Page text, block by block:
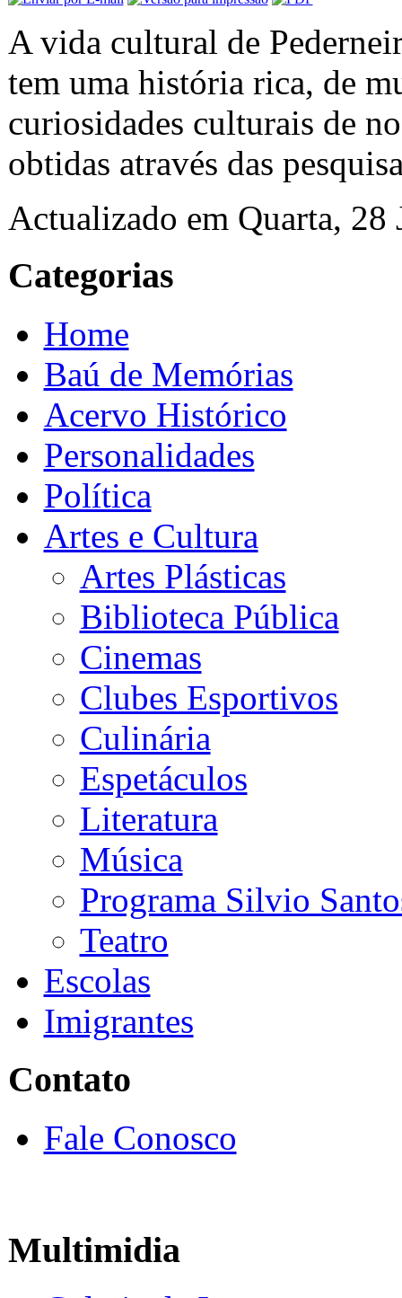
A vida cultural de
tem uma história rica, de
curiosidades culturais de
obtidas através das
Actualizado em Quarta,
Categorias
Home
Baú de Memórias
Acervo Histórico
Personalidades
Política
Artes e Cultura
Artes Plásticas
Biblioteca Pública
Cinemas
Clubes Esportivos
Culinária
Espetáculos
Literatura
Música
Programa Silvio
Teatro
Escolas
Imigrantes
Contato
Fale Conosco
Multimidia